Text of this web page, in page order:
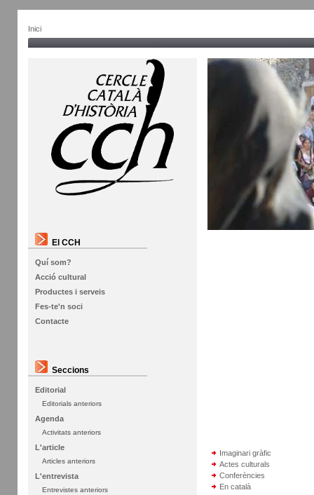
Inici
El CCH
Quí som?
Acció cultural
Productes i serveis
Fes-te'n soci
Contacte
Seccions
Editorial
Editorials anteriors
Agenda
Activitats anteriors
L'article
Articles anteriors
L'entrevista
Entrevistes anteriors
Imaginari gràfic
Actes culturals
Conferències
En català